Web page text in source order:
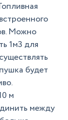
Можно
1м3 для
будет
м
между